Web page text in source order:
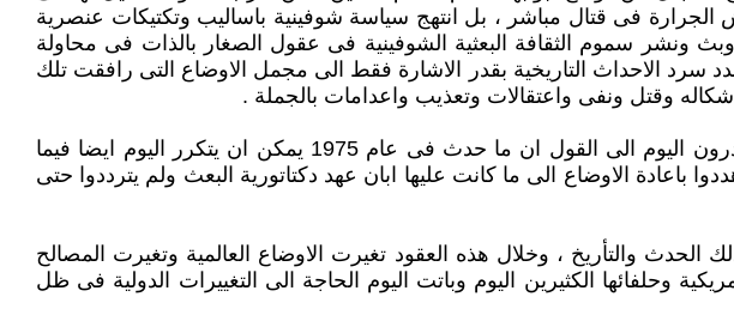
فى قتال مباشر ، بل انتهج سياسة شوفينية باساليب وتكتيكات عنصرية
ونشر سموم الثقافة البعثية الشوفينية فى عقول الصغار بالذات فى محاولة
سرد الاحداث التاريخية بقدر الاشارة فقط الى مجمل الاوضاع التى رافقت تلك
وقتل ونفى واعتقالات وتعذيب واعدامات بالجملة .
نعم الدوائر الامريكية كان لها الدور الكبير فيما حدث ، والذى نحن بصدده يكمن هنا فالكثير ممن يبادرون اليوم الى القول ان ما حدث فى عام 1975 يمكن ان يتكرر اليوم ايضا فيما
الاوضاع الى ما كانت عليها ابان عهد دكتاتورية البعث ولم يترددوا حتى
الحدث والتأريخ ، وخلال هذه العقود تغيرت الاوضاع العالمية وتغيرت المصالح
وحلفائها الكثيرين اليوم وباتت اليوم الحاجة الى التغييرات الدولية فى ظل